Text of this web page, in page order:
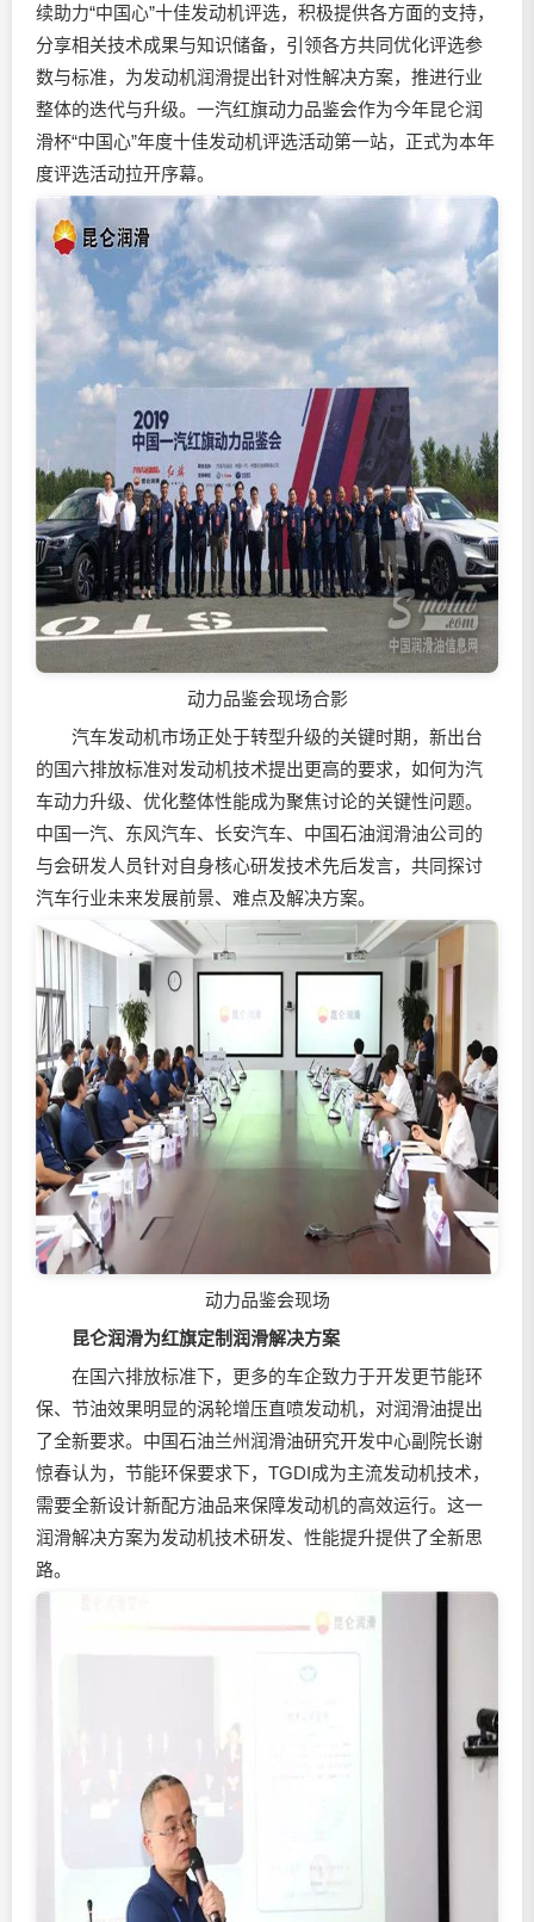
续助力“中国心”十佳发动机评选，积极提供各方面的支持，
分享相关技术成果与知识储备，引领各方共同优化评选参
数与标准，为发动机润滑提出针对性解决方案，推进行业
整体的迭代与升级。一汽红旗动力品鉴会作为今年昆仑润
滑杯“中国心”年度十佳发动机评选活动第一站，正式为本年
度评选活动拉开序幕。
动力品鉴会现场合影
汽车发动机市场正处于转型升级的关键时期，新出台
的国六排放标准对发动机技术提出更高的要求，如何为汽
车动力升级、优化整体性能成为聚焦讨论的关键性问题。
中国一汽、东风汽车、长安汽车、中国石油润滑油公司的
与会研发人员针对自身核心研发技术先后发言，共同探讨
汽车行业未来发展前景、难点及解决方案。
动力品鉴会现场
昆仑润滑为红旗定制润滑解决方案
在国六排放标准下，更多的车企致力于开发更节能环
保、节油效果明显的涡轮增压直喷发动机，对润滑油提出
了全新要求。中国石油兰州润滑油研究开发中心副院长谢
惊春认为，节能环保要求下，TGDI成为主流发动机技术，
需要全新设计新配方油品来保障发动机的高效运行。这一
润滑解决方案为发动机技术研发、性能提升提供了全新思
路。